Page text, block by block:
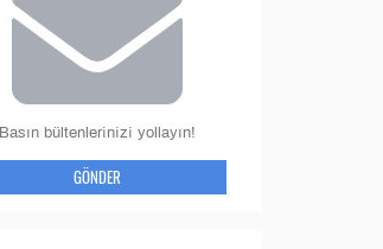
Basın bültenlerinizi yollayın!
GÖNDER